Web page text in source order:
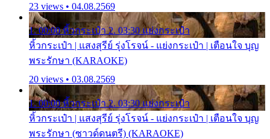
23 views • 04.08.2569
1. 00:00 หิ้วกระเป๋า 2. 03:30 แย่งกระเป๋า
หิ้วกระเป๋า | แสงสุรีย์ รุ่งโรจน์ - แย่งกระเป๋า | เตือนใจ บุญ
พระรักษา (KARAOKE)
20 views • 03.08.2569
1. 00:00 หิ้วกระเป๋า 2. 03:30 แย่งกระเป๋า
หิ้วกระเป๋า | แสงสุรีย์ รุ่งโรจน์ - แย่งกระเป๋า | เตือนใจ บุญ
พระรักษา (ซาวด์ดนตรี) (KARAOKE)